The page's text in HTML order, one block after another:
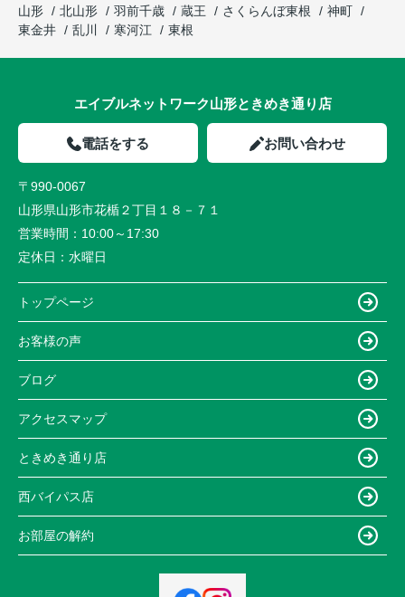
山形
北山形 羽前千歳 蔵王 さくらんぼ東根
神町
東金井
乱川 寒河江 東根
エイブルネットワーク山形ときめき通り店
電話をする お問い合わせ
〒990-0067
山形県山形市花楯２丁目１８－７１
営業時間： 10:00～17:30
定休日： 水曜日
トップページ
お客様の声
ブログ
アクセスマップ
ときめき通り店
西バイパス店
お部屋の解約